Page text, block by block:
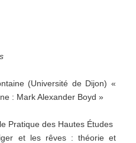
(Université de Dijon) «
: Mark Alexander Boyd »
Pratique des Hautes Études
et les rêves : théorie et